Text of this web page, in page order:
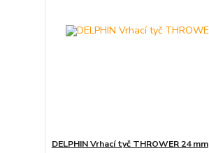
DELPHIN Vrhací tyč THROWER 24 mm